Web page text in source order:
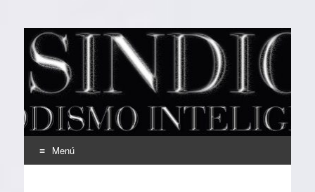
EL SINDICAL
Periodismo Inteligente
Menú